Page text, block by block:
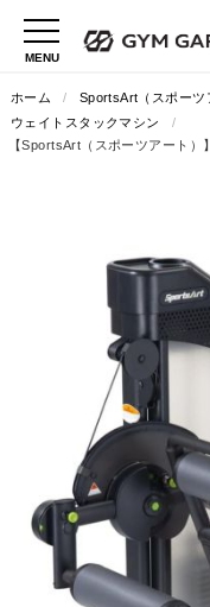
ホーム / SportsArt（スポーツ
ウェイトスタックマシン
/
【SportsArt（スポーツアート